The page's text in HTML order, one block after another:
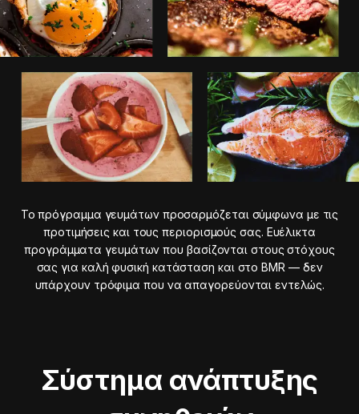
Το πρόγραμμα γευμάτων προσαρμόζεται σύμφωνα με τις
προτιμήσεις και τους περιορισμούς σας. Ευέλικτα
προγράμματα γευμάτων που βασίζονται στους στόχους
σας για καλή φυσική κατάσταση και στο BMR — δεν
υπάρχουν τρόφιμα που να απαγορεύονται εντελώς.
Σύστημα ανάπτυξης